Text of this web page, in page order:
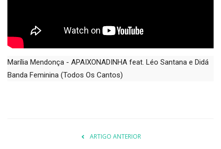
Entretenimento
Política
Marília Mendonça - APAIXONADINHA feat. Léo Santana e Didá
Banda Feminina (Todos Os Cantos)
ARTIGO ANTERIOR